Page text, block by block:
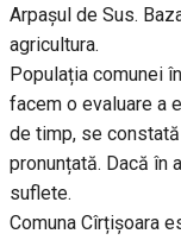
Arpașul de Sus.
agricultura.
Populația comunei
facem o evaluare a
de timp, se
pronunțată. Dacă în
suflete.
Comuna Cîrțișoara